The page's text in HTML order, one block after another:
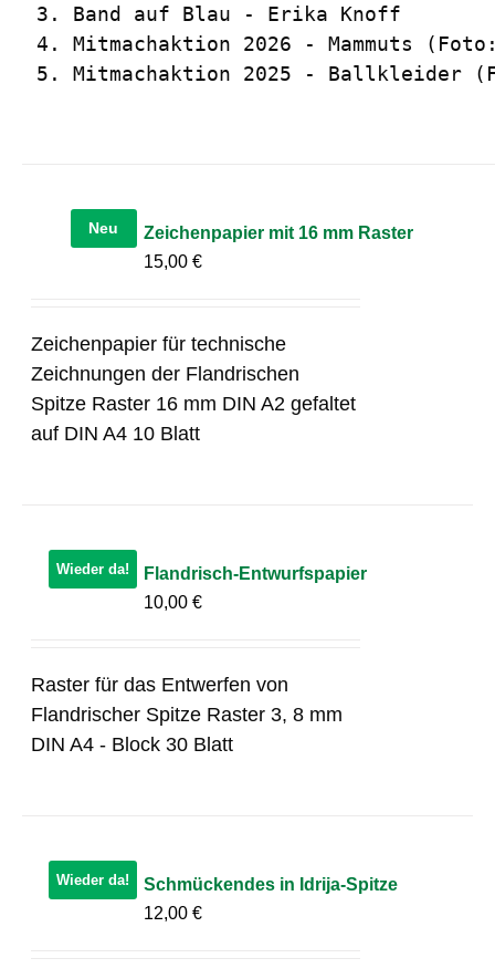
3. Band auf Blau - Erika Knoff
4. Mitmachaktion 2026 - Mammuts
5. Mitmachaktion 2025 - Ballkleider
Neu
Zeichenpapier mit 16 mm Raster
15,00€
Zeichenpapier für technische
Zeichnungen der Flandrischen
Spitze Raster 16 mm DIN A2 gefaltet
auf DIN A4 10 Blatt
Wieder da!
Flandrisch-Entwurfspapier
10,00€
Raster für das Entwerfen von
Flandrischer Spitze Raster 3, 8 mm
DIN A4 - Block 30 Blatt
Wieder da!
Schmückendes in Idrija-Spitze
12,00€